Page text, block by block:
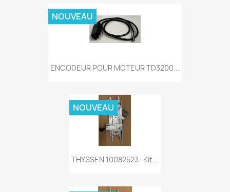
ENCODEUR POUR MOTEUR TD3200...
NOUVEAU
THYSSEN 10082523- Kit...
NOUVEAU